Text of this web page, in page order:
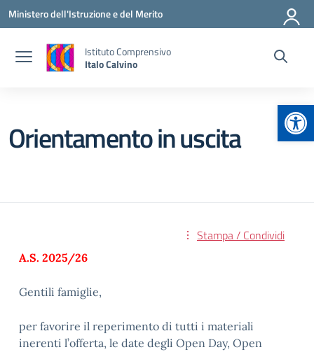
Vai ai contenuti
Vai al menu di navigazione
Vai al footer
Ministero dell'Istruzione e del Merito
Istituto Comprensivo
Italo Calvino
Orientamento in uscita
Stampa / Condividi
A.S. 2025/26
Gentili famiglie,
per favorire il reperimento di tutti i materiali
inerenti l’offerta, le date degli Open Day, Open